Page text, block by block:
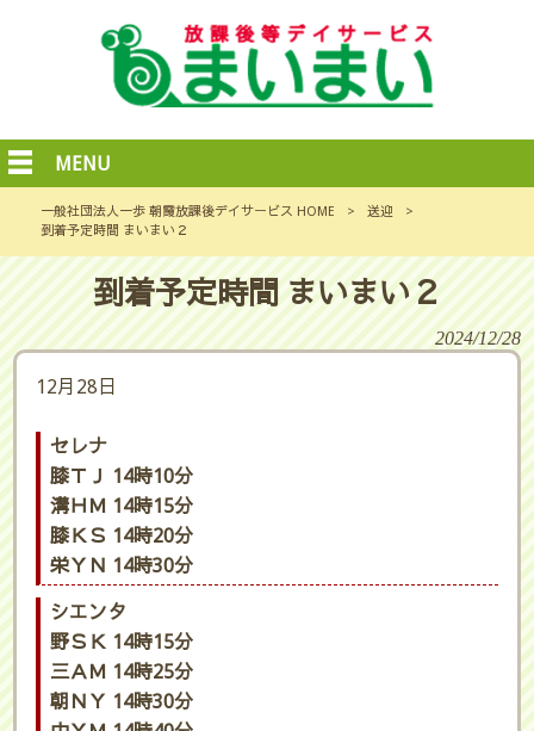
MENU
一般社団法人一歩 朝霞放課後デイサービス HOME > 送迎
>
到着予定時間 まいまい２
到着予定時間 まいまい２
2024/12/28
12月28日
セレナ
膝ＴＪ 14時10分
溝ＨＭ 14時15分
膝ＫＳ 14時20分
栄ＹＮ 14時30分
シエンタ
野ＳＫ 14時15分
三ＡＭ 14時25分
朝ＮＹ 14時30分